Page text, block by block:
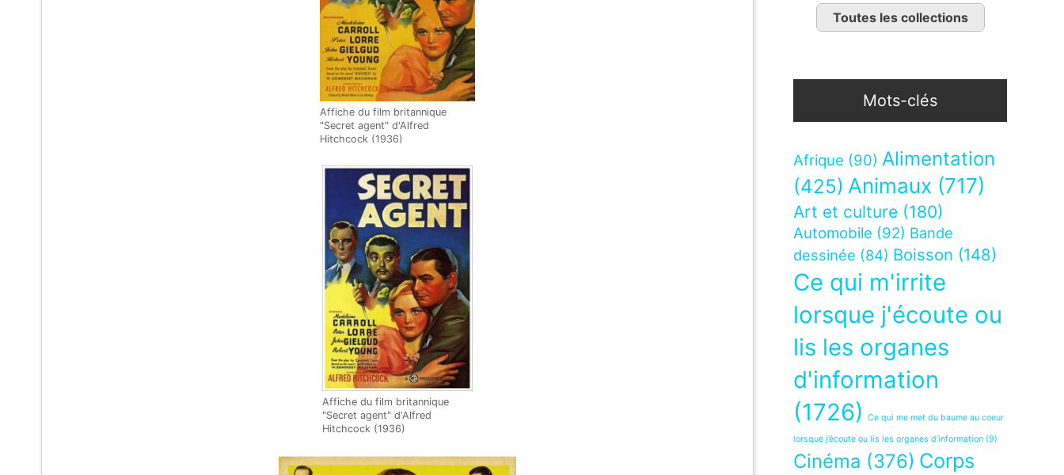
Affiche du film britannique
"Secret agent" d'Alfred
Hitchcock (1936)
Affiche du film britannique
"Secret agent" d'Alfred
Hitchcock (1936)
Toutes les collections
Mots-clés
Afrique (90) Alimentation
(425) Animaux (717)
Art et culture (180)
Automobile (92) Bande
dessinée (84) Boisson (148)
Ce qui m'irrite
lorsque j'écoute ou
lis les organes
d'information
(1726)
Ce qui me met du baume au coeur
lorsque j’écoute ou lis les organes d’information (9)
Cinéma (376) Corps